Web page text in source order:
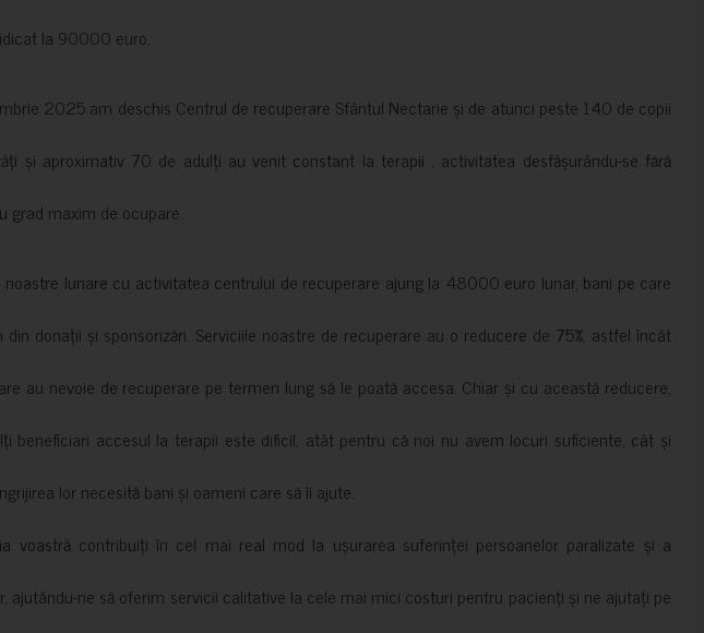
la 90000 euro.
2025 am deschis Centrul de recuperare Sfântul Nectarie și de atunci peste 140 de copii
și aproximativ 70 de adulți au venit constant la terapii , activitatea desfășurându-se fără
grad maxim de ocupare.
noastre lunare cu activitatea centrului de recuperare ajung la 48000 euro lunar, bani pe care
din donații și sponsorizări. Serviciile noastre de recuperare au o reducere de 75%, astfel încât
au nevoie de recuperare pe termen lung să le poată accesa. Chiar și cu această reducere,
beneficiari accesul la terapii este dificil, atât pentru că noi nu avem locuri suficiente, cât și
lor necesită bani și oameni care să îi ajute.
voastră contribuiți în cel mai real mod la ușurarea suferinței persoanelor paralizate și a
ajutându-ne să oferim servicii calitative la cele mai mici costuri pentru pacienți și ne ajutați pe